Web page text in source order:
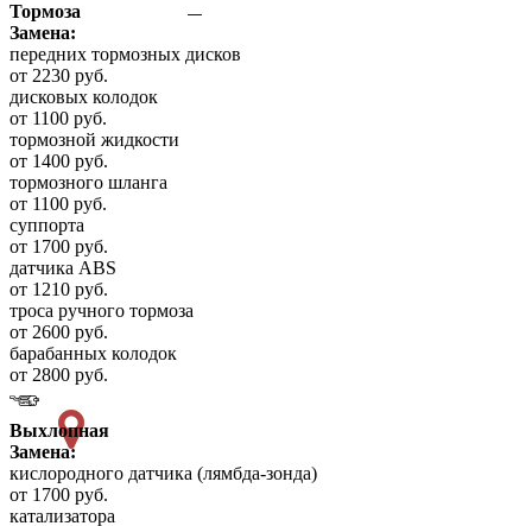
Тормоза
Замена:
передних тормозных дисков
от 2230 руб.
дисковых колодок
от 1100 руб.
тормозной жидкости
от 1400 руб.
тормозного шланга
от 1100 руб.
суппорта
от 1700 руб.
датчика ABS
от 1210 руб.
троса ручного тормоза
от 2600 руб.
барабанных колодок
от 2800 руб.
Выхлопная
Замена:
кислородного датчика (лямбда-зонда)
от 1700 руб.
катализатора